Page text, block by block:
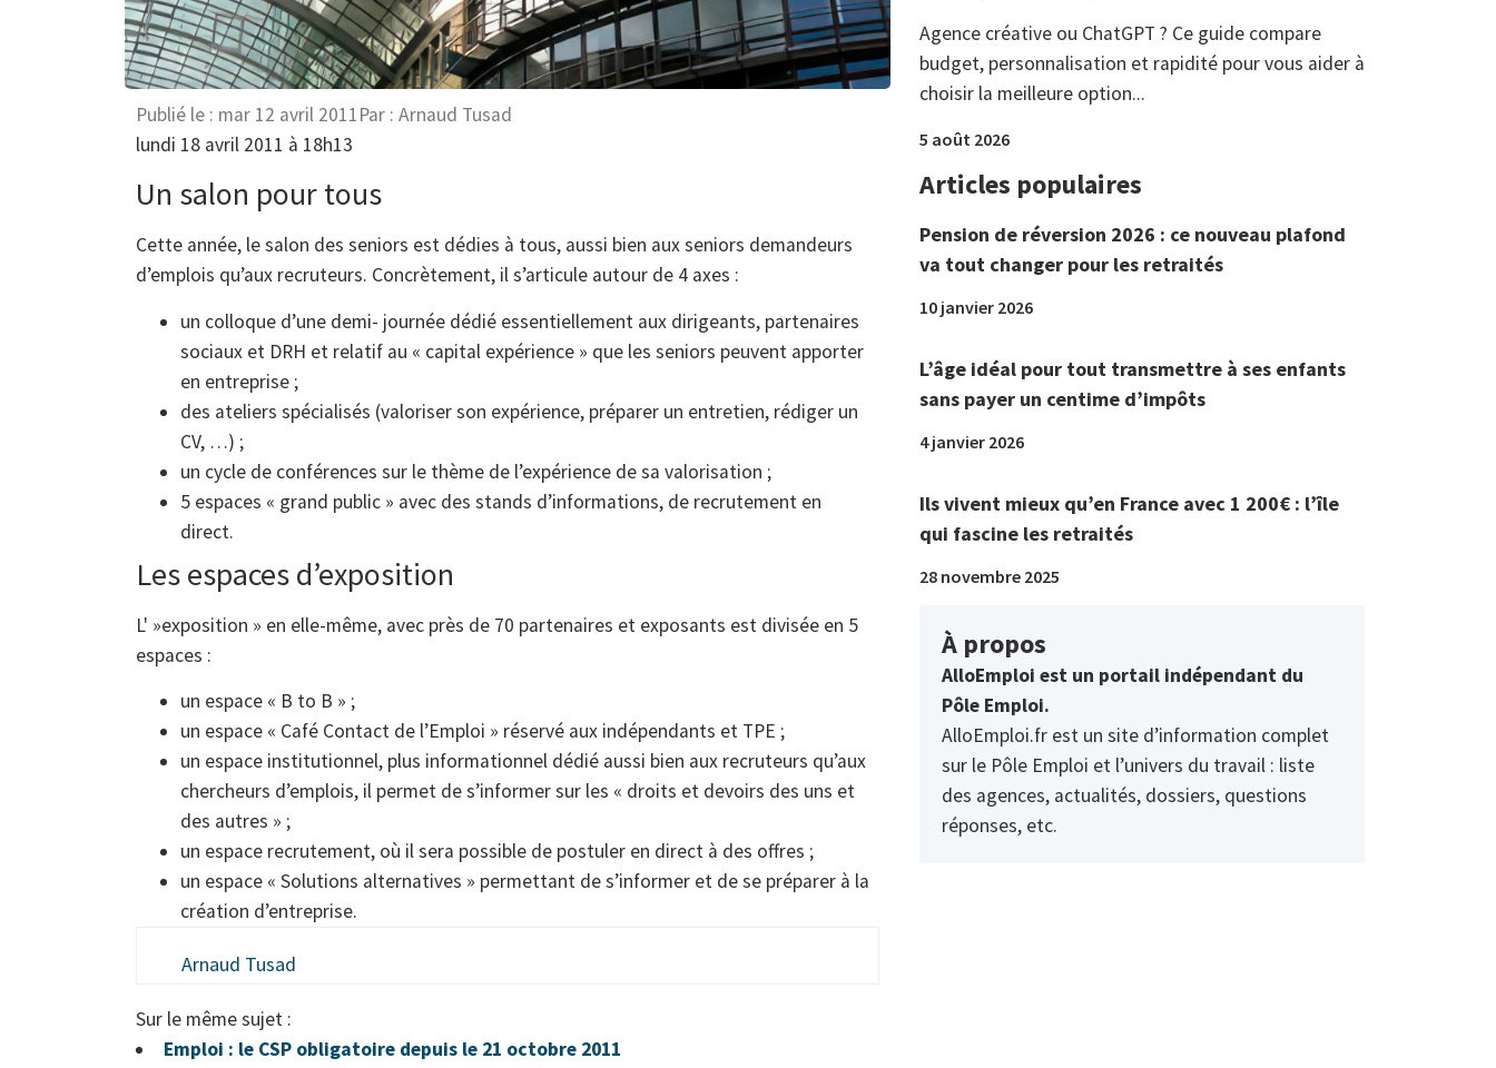
Publié le : mar 12 avril 2011Par : Arnaud Tusad
lundi 18 avril 2011 à 18h13
Un salon pour tous
Cette année, le salon des seniors est dédies à tous, aussi bien aux seniors demandeurs
d’emplois qu’aux recruteurs. Concrètement, il s’articule autour de 4 axes :
un colloque d’une demi- journée dédié essentiellement aux dirigeants, partenaires
sociaux et DRH et relatif au « capital expérience » que les seniors peuvent apporter
en entreprise ;
des ateliers spécialisés (valoriser son expérience, préparer un entretien, rédiger un
CV, …) ;
un cycle de conférences sur le thème de l’expérience de sa valorisation ;
5 espaces « grand public » avec des stands d’informations, de recrutement en
direct.
Les espaces d’exposition
L' »exposition » en elle-même, avec près de 70 partenaires et exposants est divisée en 5
espaces :
un espace « B to B » ;
un espace « Café Contact de l’Emploi » réservé aux indépendants et TPE ;
un espace institutionnel, plus informationnel dédié aussi bien aux recruteurs qu’aux
chercheurs d’emplois, il permet de s’informer sur les « droits et devoirs des uns et
des autres » ;
un espace recrutement, où il sera possible de postuler en direct à des offres ;
un espace « Solutions alternatives » permettant de s’informer et de se préparer à la
création d’entreprise.
Arnaud Tusad
Sur le même sujet :
Emploi : le CSP obligatoire depuis le 21 octobre 2011
Agence créative ou ChatGPT ? Ce guide compare
budget, personnalisation et rapidité pour vous aider à
choisir la meilleure option...
5 août 2026
Articles populaires
Pension de réversion 2026 : ce nouveau plafond
va tout changer pour les retraités
10 janvier 2026
L’âge idéal pour tout transmettre à ses enfants
sans payer un centime d’impôts
4 janvier 2026
Ils vivent mieux qu’en France avec 1 200€ : l’île
qui fascine les retraités
28 novembre 2025
À propos
AlloEmploi est un portail indépendant du
Pôle Emploi.
AlloEmploi.fr est un site d’information complet
sur le Pôle Emploi et l’univers du travail : liste
des agences, actualités, dossiers, questions
réponses, etc.